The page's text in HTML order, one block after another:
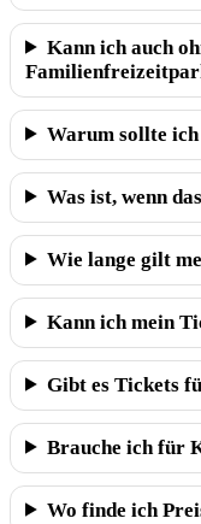
Kann ich auch
Warum sollte
Was ist, wenn
Wie lange gilt
Kann ich mein
Gibt es Tickets
Brauche ich für
Wo finde ich